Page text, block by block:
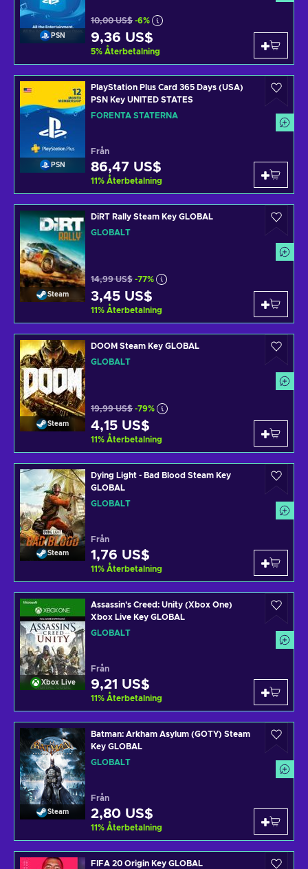
PSN
10,00 US$ -6%
9,36 US$
5% Återbetalning
PSN
PlayStation Plus Card 365 Days (USA)
PSN Key UNITED STATES
FÖRENTA STATERNA
Från
86,47 US$
11% Återbetalning
Steam
DiRT Rally Steam Key GLOBAL
GLOBALT
14,99 US$ -77%
3,45 US$
11% Återbetalning
Steam
DOOM Steam Key GLOBAL
GLOBALT
19,99 US$ -79%
4,15 US$
11% Återbetalning
Steam
Dying Light - Bad Blood Steam Key
GLOBAL
GLOBALT
Från
1,76 US$
11% Återbetalning
Xbox Live
Assassin's Creed: Unity (Xbox One)
Xbox Live Key GLOBAL
GLOBALT
Från
9,21 US$
11% Återbetalning
Steam
Batman: Arkham Asylum (GOTY) Steam
Key GLOBAL
GLOBALT
Från
2,80 US$
11% Återbetalning
FIFA 20 Origin Key GLOBAL